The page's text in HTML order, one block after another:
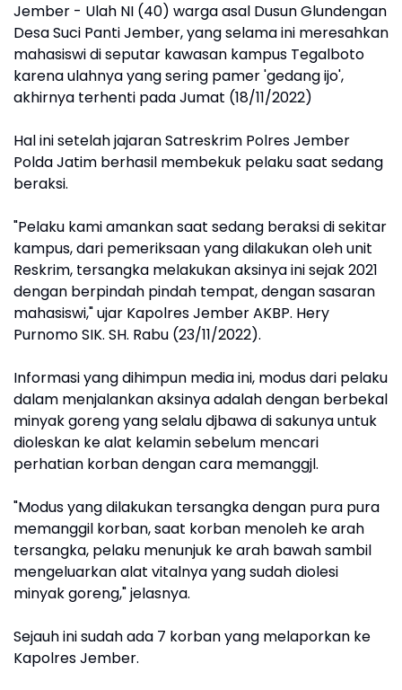
Jember - Ulah NI (40) warga asal Dusun Glundengan
Desa Suci Panti Jember, yang selama ini meresahkan
mahasiswi di seputar kawasan kampus Tegalboto
karena ulahnya yang sering pamer 'gedang ijo',
akhirnya terhenti pada Jumat (18/11/2022)
Hal ini setelah jajaran Satreskrim Polres Jember
Polda Jatim berhasil membekuk pelaku saat sedang
beraksi.
"Pelaku kami amankan saat sedang beraksi di sekitar
kampus, dari pemeriksaan yang dilakukan oleh unit
Reskrim, tersangka melakukan aksinya ini sejak 2021
dengan berpindah pindah tempat, dengan sasaran
mahasiswi," ujar Kapolres Jember AKBP. Hery
Purnomo SIK. SH. Rabu (23/11/2022).
Informasi yang dihimpun media ini, modus dari pelaku
dalam menjalankan aksinya adalah dengan berbekal
minyak goreng yang selalu djbawa di sakunya untuk
dioleskan ke alat kelamin sebelum mencari
perhatian korban dengan cara memanggjl.
"Modus yang dilakukan tersangka dengan pura pura
memanggil korban, saat korban menoleh ke arah
tersangka, pelaku menunjuk ke arah bawah sambil
mengeluarkan alat vitalnya yang sudah diolesi
minyak goreng," jelasnya.
Sejauh ini sudah ada 7 korban yang melaporkan ke
Kapolres Jember.